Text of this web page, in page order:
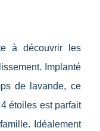
à découvrir les
Implanté
de lavande, ce
4 étoiles est parfait
Idéalement